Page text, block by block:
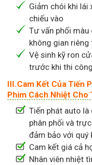
Giảm chói khi lái
chiếu vào
Tư vấn phối màu
không gian
Vệ sinh kỹ ron
trước khi thi
III.Cam Kết Của Tiến
Phim Cách Nhiệt Cho
Tiến phát auto là
phân phối và
đảm bảo với quý
Cam kết giá cả
Nhân viên nhiệt